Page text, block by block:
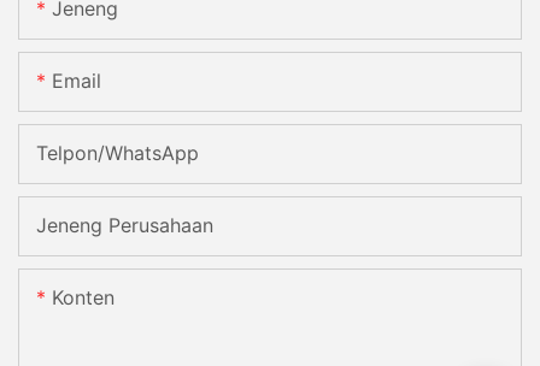
Jeneng
Email
Telpon/whatsApp
Jeneng Perusahaan
Konten